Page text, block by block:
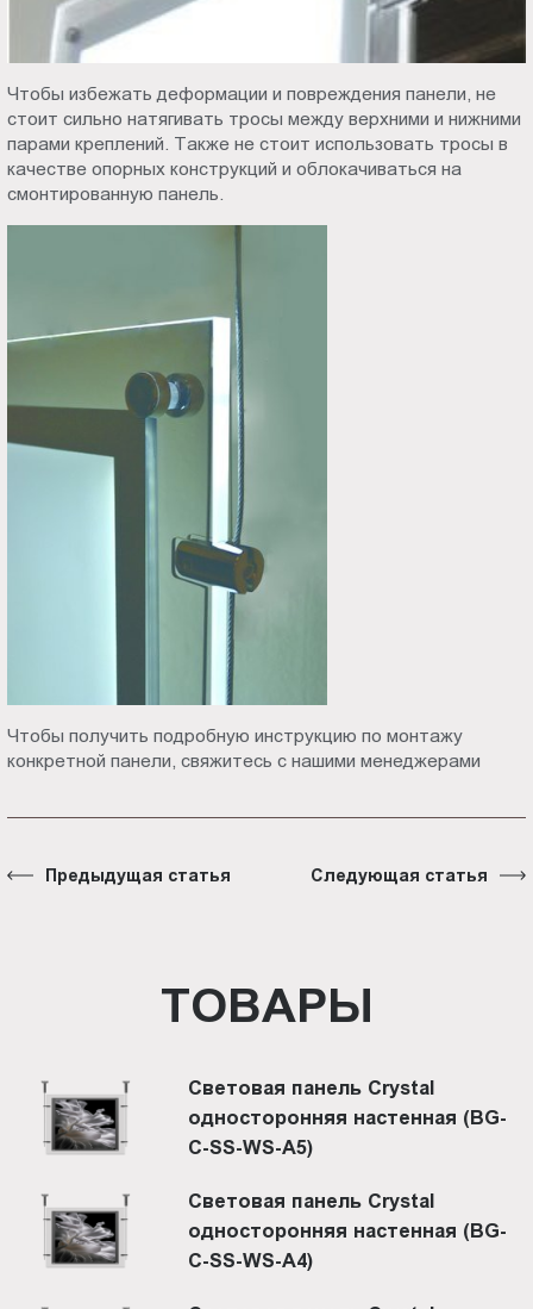
Чтобы избежать деформации и повреждения панели, не
стоит сильно натягивать тросы между верхними и нижними
парами креплений. Также не стоит использовать тросы в
качестве опорных конструкций и облокачиваться на
смонтированную панель.
Чтобы получить подробную инструкцию по монтажу
конкретной панели, свяжитесь с нашими менеджерами
Предыдущая статья Следующая статья
ТОВАРЫ
Световая панель Crystal
односторонняя настенная (BG-
C-SS-WS-A5)
Световая панель Crystal
односторонняя настенная (BG-
C-SS-WS-A4)